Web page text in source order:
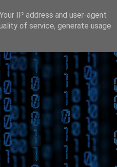
IP address and user-agent
of service, generate usage